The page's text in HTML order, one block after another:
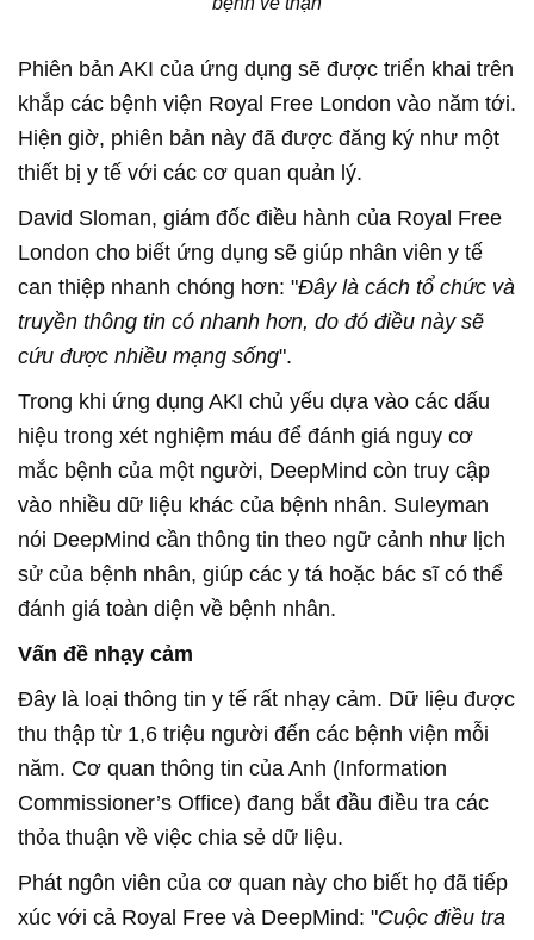
Phiên bản AKI của ứng dụng sẽ được triển khai trên
khắp các bệnh viện Royal Free London vào năm tới.
Hiện giờ, phiên bản này đã được đăng ký như một
thiết bị y tế với các cơ quan quản lý.
David Sloman, giám đốc điều hành của Royal Free
London cho biết ứng dụng sẽ giúp nhân viên y tế
can thiệp nhanh chóng hơn: "Đây là cách tổ chức và
truyền thông tin có nhanh hơn, do đó điều này sẽ
cứu được nhiều mạng sống".
Trong khi ứng dụng AKI chủ yếu dựa vào các dấu
hiệu trong xét nghiệm máu để đánh giá nguy cơ
mắc bệnh của một người, DeepMind còn truy cập
vào nhiều dữ liệu khác của bệnh nhân. Suleyman
nói DeepMind cần thông tin theo ngữ cảnh như lịch
sử của bệnh nhân, giúp các y tá hoặc bác sĩ có thể
đánh giá toàn diện về bệnh nhân.
Vấn đề nhạy cảm
Đây là loại thông tin y tế rất nhạy cảm. Dữ liệu được
thu thập từ 1,6 triệu người đến các bệnh viện mỗi
năm. Cơ quan thông tin của Anh (Information
Commissioner’s Office) đang bắt đầu điều tra các
thỏa thuận về việc chia sẻ dữ liệu.
Phát ngôn viên của cơ quan này cho biết họ đã tiếp
xúc với cả Royal Free và DeepMind: "Cuộc điều tra